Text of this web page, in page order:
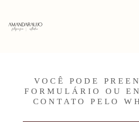
VOCÊ PODE
FORMULÁRIO OU
CONTATO PELO